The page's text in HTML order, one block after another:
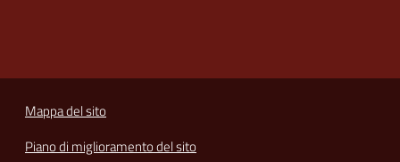
Mappa del sito
Piano di miglioramento del sito